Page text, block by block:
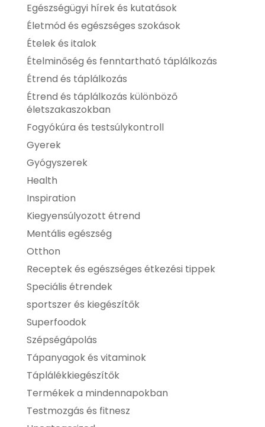
Egészségügyi hírek és kutatások
Életmód és egészséges szokások
Ételek és italok
Ételminőség és fenntartható táplálkozás
Étrend és táplálkozás
Étrend és táplálkozás különböző
életszakaszokban
Fogyókúra és testsúlykontroll
Gyerek
Gyógyszerek
Health
Inspiration
Kiegyensúlyozott étrend
Mentális egészség
Otthon
Receptek és egészséges étkezési tippek
Speciális étrendek
sportszer és kiegészítők
Superfoodok
Szépségápolás
Tápanyagok és vitaminok
Táplálékkiegészítők
Termékek a mindennapokban
Testmozgás és fitnesz